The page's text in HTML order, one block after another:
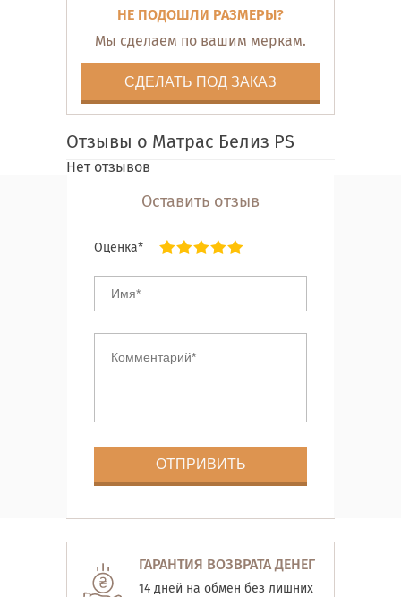
НЕ ПОДОШЛИ РАЗМЕРЫ?
Мы сделаем по вашим меркам.
СДЕЛАТЬ ПОД ЗАКАЗ
Отзывы о Матрас Белиз PS
Нет отзывов
Оставить отзыв
Оценка*
ГАРАНТИЯ ВОЗВРАТА ДЕНЕГ
14 дней на обмен без лишних